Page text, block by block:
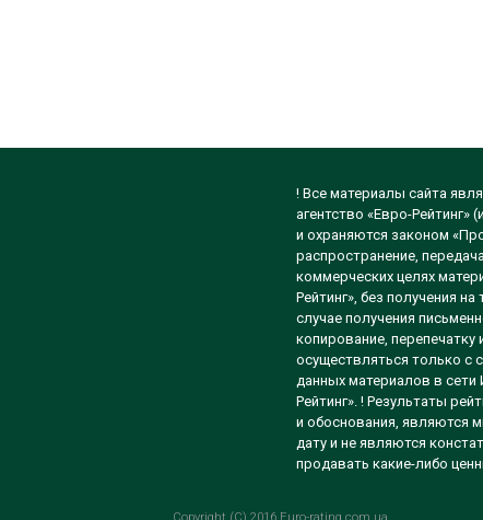
! Все материалы сайта
агентство «Евро-Рейтинг»
и охраняются законом
распространение,
коммерческих целях
Рейтинг», без получения
случае получения
копирование,
осуществляться только с
данных материалов в сети
Рейтинг». ! Результаты
и обоснования, являются
дату и не являются
продавать какие-либо